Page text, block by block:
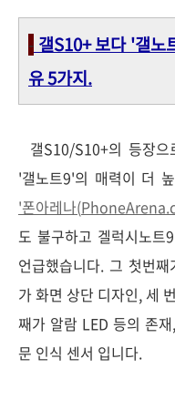
- 갤S10+ 보다 '갤노
유 5가지.
갤S10/S10+의 등장으
'갤노트9'의 매력이 더
'폰아레나(
도 불구하고 겔럭시노트
언급했습니다. 그 첫번
가 화면 상단 디자인, 세
째가 알람 LED 등의 존
문 인식 센서 입니다.